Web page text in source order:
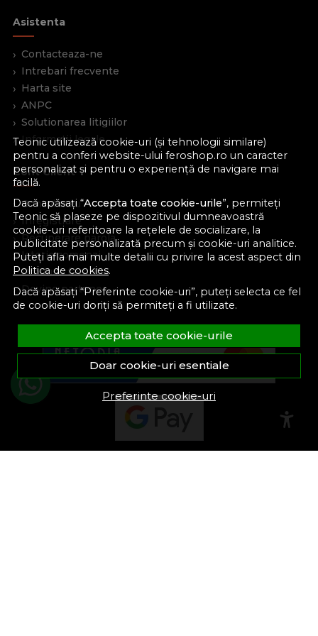
Descarca instructiunile de montaj!
Teonic utilizează cookie-uri (și tehnologii similare)
pentru a conferi website-ului feroshop.ro un caracter
personalizat și pentru o experiență de navigare mai
facilă.
Dacă apăsați “Accepta toate cookie-urile”, permiteți
Teonic să plaseze pe dispozitivul dumneavoastră
cookie-uri referitoare la rețelele de socializare, la
publicitate personalizată precum și cookie-uri analitice.
Puteți afla mai multe detalii cu privire la acest aspect din
Politica de cookies.
Dacă apăsați “Preferinte cookie-uri”, puteți selecta ce fel
de cookie-uri doriți să permiteți a fi utilizate.
Accepta toate cookie-urile
Doar cookie-uri esentiale
Preferinte cookie-uri
Asistenta
Contacteaza-ne
Intrebari frecvente
Harta site
ANPC
Solutionarea litigiilor
Informatii legale
Cont Client
Contul meu
Inregistrare
Recuperare parola
Istoric comenzi
Produse favorite
Devino partener